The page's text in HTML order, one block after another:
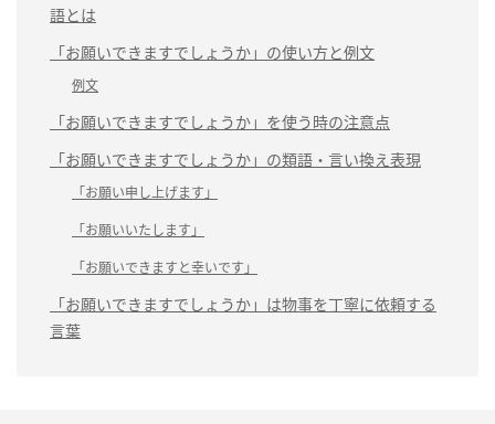
語とは
「お願いできますでしょうか」の使い方と例文
例文
「お願いできますでしょうか」を使う時の注意点
「お願いできますでしょうか」の類語・言い換え表現
「お願い申し上げます」
「お願いいたします」
「お願いできますと幸いです」
「お願いできますでしょうか」は物事を丁寧に依頼する
言葉